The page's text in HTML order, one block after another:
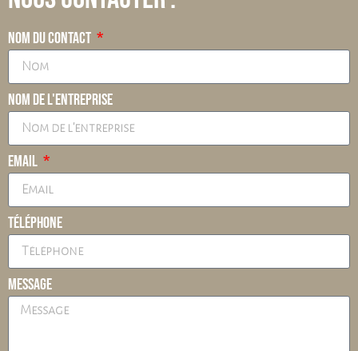
Nom du contact
Nom de l'entreprise
Email
Téléphone
Message